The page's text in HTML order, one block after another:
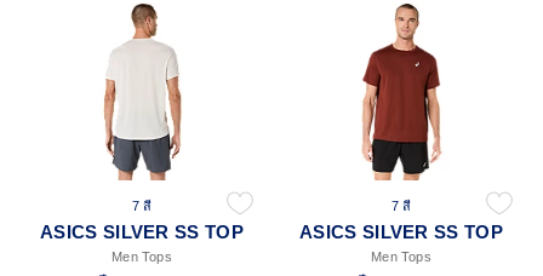
7 สี
ASICS SILVER SS TOP
Men Tops
7 สี
ASICS SILVER SS TOP
Men Tops